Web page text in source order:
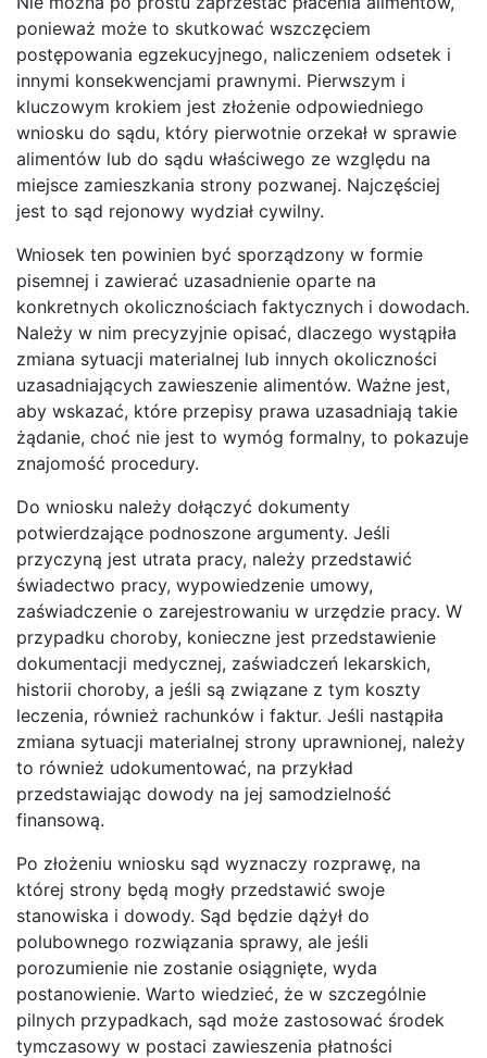
ponieważ może to skutkować wszczęciem
postępowania egzekucyjnego, naliczeniem odsetek i
innymi konsekwencjami prawnymi. Pierwszym i
kluczowym krokiem jest złożenie odpowiedniego
wniosku do sądu, który pierwotnie orzekał w sprawie
alimentów lub do sądu właściwego ze względu na
miejsce zamieszkania strony pozwanej. Najczęściej
jest to sąd rejonowy wydział cywilny.
Wniosek ten powinien być sporządzony w formie
pisemnej i zawierać uzasadnienie oparte na
konkretnych okolicznościach faktycznych i dowodach.
Należy w nim precyzyjnie opisać, dlaczego wystąpiła
zmiana sytuacji materialnej lub innych okoliczności
uzasadniających zawieszenie alimentów. Ważne jest,
aby wskazać, które przepisy prawa uzasadniają takie
żądanie, choć nie jest to wymóg formalny, to pokazuje
znajomość procedury.
Do wniosku należy dołączyć dokumenty
potwierdzające podnoszone argumenty. Jeśli
przyczyną jest utrata pracy, należy przedstawić
świadectwo pracy, wypowiedzenie umowy,
zaświadczenie o zarejestrowaniu w urzędzie pracy. W
przypadku choroby, konieczne jest przedstawienie
dokumentacji medycznej, zaświadczeń lekarskich,
historii choroby, a jeśli są związane z tym koszty
leczenia, również rachunków i faktur. Jeśli nastąpiła
zmiana sytuacji materialnej strony uprawnionej, należy
to również udokumentować, na przykład
przedstawiając dowody na jej samodzielność
finansową.
Po złożeniu wniosku sąd wyznaczy rozprawę, na
której strony będą mogły przedstawić swoje
stanowiska i dowody. Sąd będzie dążył do
polubownego rozwiązania sprawy, ale jeśli
porozumienie nie zostanie osiągnięte, wyda
postanowienie. Warto wiedzieć, że w szczególnie
pilnych przypadkach, sąd może zastosować środek
tymczasowy w postaci zawieszenia płatności